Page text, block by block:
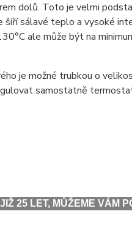
dolů. Toto je velmi
sálavé teplo a vysoké
ale může být na
je možné trubkou o
samostatně
25 LET, MŮŽEME VÁM